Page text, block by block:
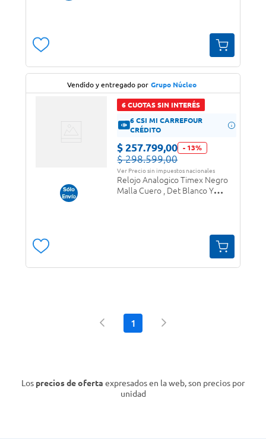
Vendido y entregado por Grupo Núcleo
6 CUOTAS SIN INTERÉS
6 CSI MI CARREFOUR
CRÉDITO
$ 257.799,00 - 13%
$ 298.599,00
Ver Precio sin impuestos nacionales
Relojo Analogico Timex Negro
Malla Cuero , Det Blanco Y
1
Los precios de oferta expresados en la web, son precios por
unidad